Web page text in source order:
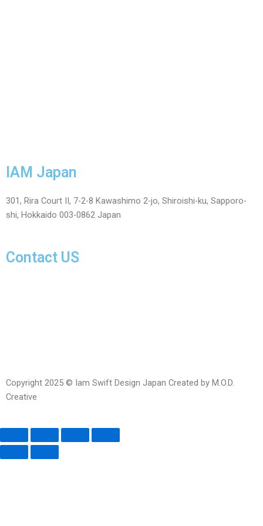
IAM Japan
301, Rira Court II, 7-2-8 Kawashimo 2-jo, Shiroishi-ku, Sapporo-
shi, Hokkaido 003-0862 Japan
Contact US
Copyright 2025 © Iam Swift Design Japan Created by M.O.D.
Creative